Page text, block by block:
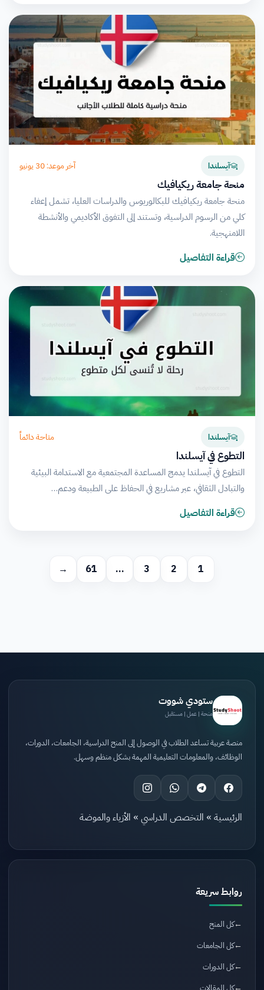
آيسلندا آخر موعد: 30 يونيو
منحة جامعة ريكيافيك
منحة جامعة ريكيافيك للبكالوريوس والدراسات العليا، تشمل إعفاء
كلي من الرسوم الدراسية، وتستند إلى التفوق الأكاديمي والأنشطة
اللامنهجية.
قراءة التفاصيل
آيسلندا متاحة دائماً
التطوع في آيسلندا
التطوع في آيسلندا يدمج المساعدة المجتمعية مع الاستدامة البيئية
والتبادل الثقافي، عبر مشاريع في الحفاظ على الطبيعة ودعم…
قراءة التفاصيل
1
2
3
…
61
→
ستودي شووت
منحة | عمل | مستقبل
منصة عربية تساعد الطلاب في الوصول إلى المنح الدراسية، الجامعات، الدورات،
الوظائف، والمعلومات التعليمية المهمة بشكل منظم وسهل.
الرئيسية » التخصص الدراسي » الأزياء والموضة
روابط سريعة
كل المنح
كل الجامعات
كل الدورات